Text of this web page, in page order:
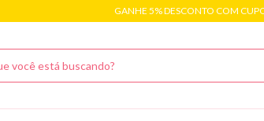
GANHE 5% DESCONTO COM